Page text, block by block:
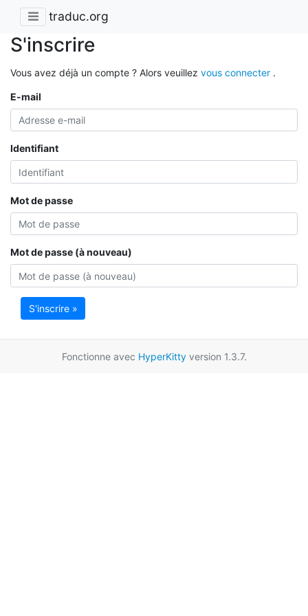
traduc.org
S'inscrire
Vous avez déjà un compte ? Alors veuillez vous connecter .
E-mail
Identifiant
Mot de passe
Mot de passe (à nouveau)
S'inscrire »
Fonctionne avec HyperKittyversion 1.3.7.